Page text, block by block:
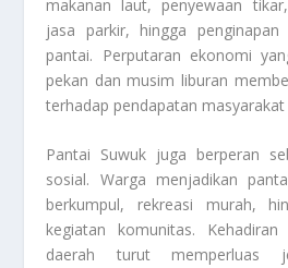
makanan laut, penyewaan
jasa parkir, hingga
pantai. Perputaran ekonomi
pekan dan musim liburan
terhadap pendapatan masyarakat
Pantai Suwuk juga berperan
sosial. Warga menjadikan
berkumpul, rekreasi murah,
kegiatan komunitas.
daerah turut memperluas